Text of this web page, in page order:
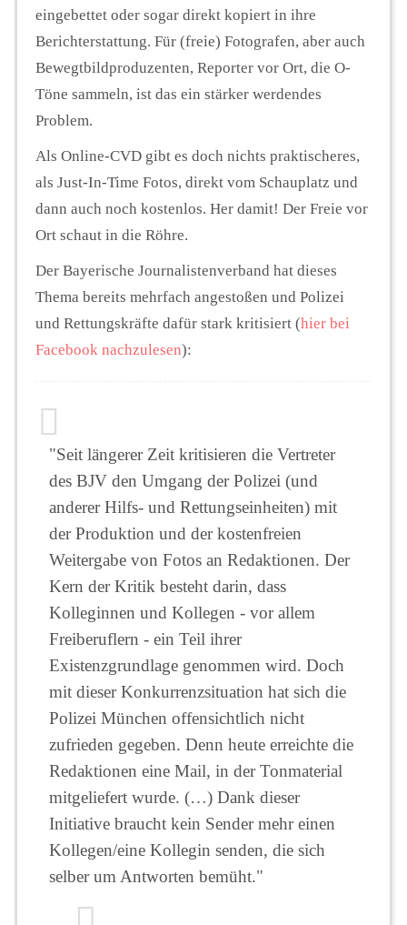
eingebettet oder sogar direkt kopiert in ihre
Berichterstattung. Für (freie) Fotografen, aber auch
Bewegtbildproduzenten, Reporter vor Ort, die O-
Töne sammeln, ist das ein stärker werdendes
Problem.
Als Online-CVD gibt es doch nichts praktischeres,
als Just-In-Time Fotos, direkt vom Schauplatz und
dann auch noch kostenlos. Her damit! Der Freie vor
Ort schaut in die Röhre.
Der Bayerische Journalistenverband hat dieses
Thema bereits mehrfach angestoßen und Polizei
und Rettungskräfte dafür stark kritisiert (hier bei
Facebook nachzulesen):
"Seit längerer Zeit kritisieren die Vertreter
des BJV den Umgang der Polizei (und
anderer Hilfs- und Rettungseinheiten) mit
der Produktion und der kostenfreien
Weitergabe von Fotos an Redaktionen. Der
Kern der Kritik besteht darin, dass
Kolleginnen und Kollegen - vor allem
Freiberuflern - ein Teil ihrer
Existenzgrundlage genommen wird. Doch
mit dieser Konkurrenzsituation hat sich die
Polizei München offensichtlich nicht
zufrieden gegeben. Denn heute erreichte die
Redaktionen eine Mail, in der Tonmaterial
mitgeliefert wurde. (…) Dank dieser
Initiative braucht kein Sender mehr einen
Kollegen/eine Kollegin senden, die sich
selber um Antworten bemüht."